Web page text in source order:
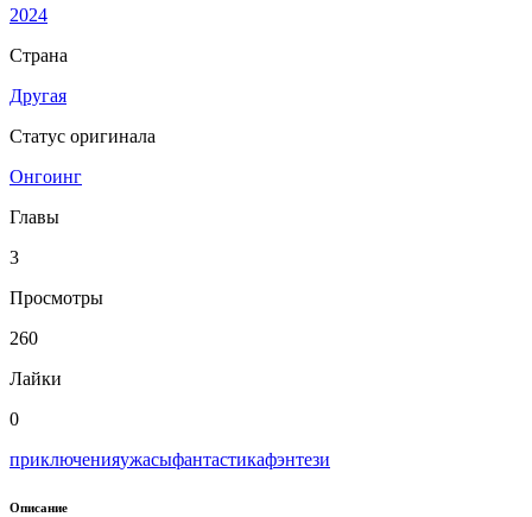
2024
Страна
Другая
Статус оригинала
Онгоинг
Главы
3
Просмотры
260
Лайки
0
приключенияужасыфантастикафэнтези
Описание